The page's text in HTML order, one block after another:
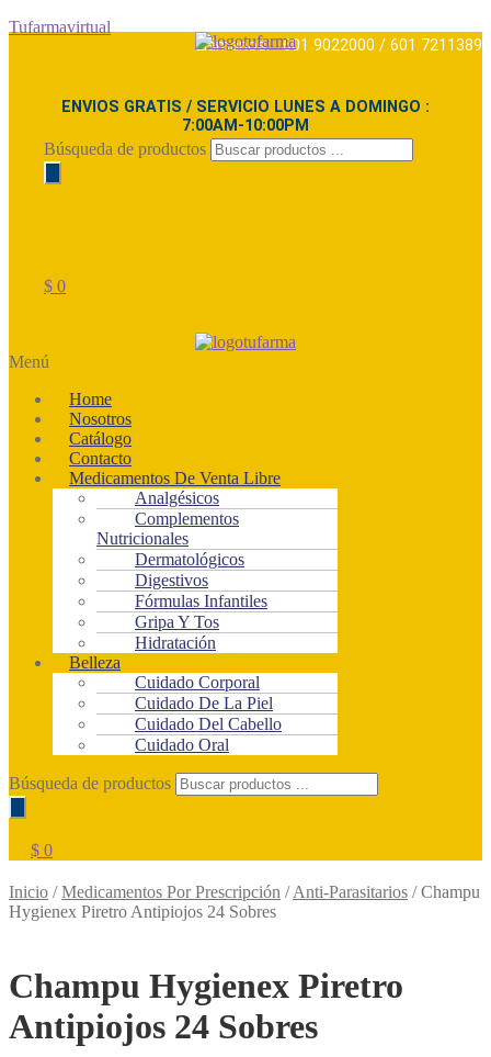
Tufarmavirtual
Llámanos: 601 9022000 / 601 7211389
ENVIOS GRATIS / SERVICIO LUNES A DOMINGO :
7:00AM-10:00PM
Búsqueda de productos
$ 0
Menú
Home
Nosotros
Catálogo
Contacto
Medicamentos De Venta Libre
Analgésicos
Complementos
Nutricionales
Dermatológicos
Digestivos
Fórmulas Infantiles
Gripa Y Tos
Hidratación
Belleza
Cuidado Corporal
Cuidado De La Piel
Cuidado Del Cabello
Cuidado Oral
Búsqueda de productos
$ 0
Inicio /Medicamentos Por Prescripción /Anti-Parasitarios /Champu
Hygienex Piretro Antipiojos 24 Sobres
Champu Hygienex Piretro
Antipiojos 24 Sobres